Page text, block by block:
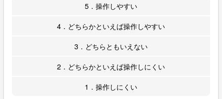
5．操作しやすい
4．どちらかといえば操作しやすい
3．どちらともいえない
2．どちらかといえば操作しにくい
1．操作しにくい